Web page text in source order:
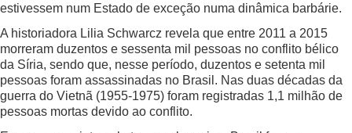
estivessem num Estado de exceção numa dinâmica barbárie.
A historiadora Lilia Schwarcz revela que entre 2011 a 2015
morreram duzentos e sessenta mil pessoas no conflito bélico
da Síria, sendo que, nesse período, duzentos e setenta mil
pessoas foram assassinadas no Brasil. Nas duas décadas da
guerra do Vietnã (1955-1975) foram registradas 1,1 milhão de
pessoas mortas devido ao conflito.